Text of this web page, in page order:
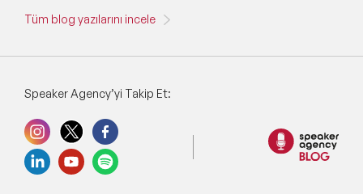
Tüm blog yazılarını incele
Speaker Agency’yi Takip Et: